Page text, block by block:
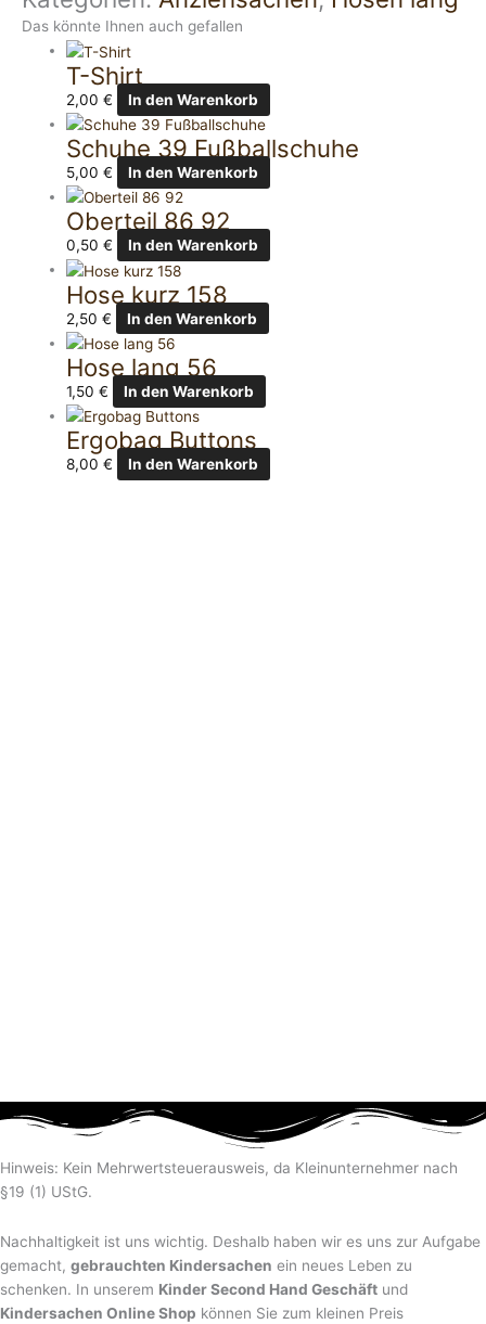
Das könnte Ihnen auch gefallen
T-Shirt
2,00€ In den Warenkorb
Schuhe 39 Fußballschuhe
5,00€ In den Warenkorb
Oberteil 86 92
0,50€ In den Warenkorb
Hose kurz 158
2,50€ In den Warenkorb
Hose lang 56
1,50€ In den Warenkorb
Ergobag Buttons
8,00€ In den Warenkorb
Hinweis: Kein Mehrwertsteuerausweis, da Kleinunternehmer nach
§19 (1) UStG.
Nachhaltigkeit ist uns wichtig. Deshalb haben wir es uns zur Aufgabe
gemacht, gebrauchten Kindersachen ein neues Leben zu
schenken. In unserem Kinder Second Hand Geschäft und
Kindersachen Online Shop können Sie zum kleinen Preis